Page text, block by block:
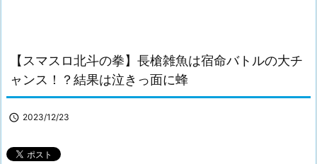
【スマスロ北斗の拳】長槍雑魚は宿命バトルの大チ
ャンス！？結果は泣きっ面に蜂
 2023/12/23